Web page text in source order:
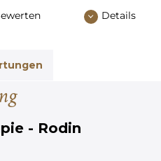
Details
- Rodin